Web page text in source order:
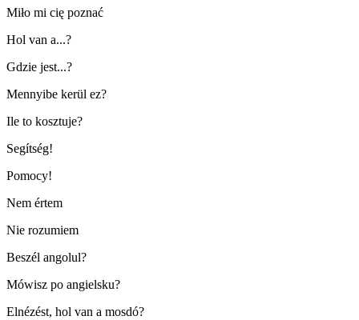
Miło mi cię poznać
Hol van a...?
Gdzie jest...?
Mennyibe kerül ez?
Ile to kosztuje?
Segítség!
Pomocy!
Nem értem
Nie rozumiem
Beszél angolul?
Mówisz po angielsku?
Elnézést, hol van a mosdó?